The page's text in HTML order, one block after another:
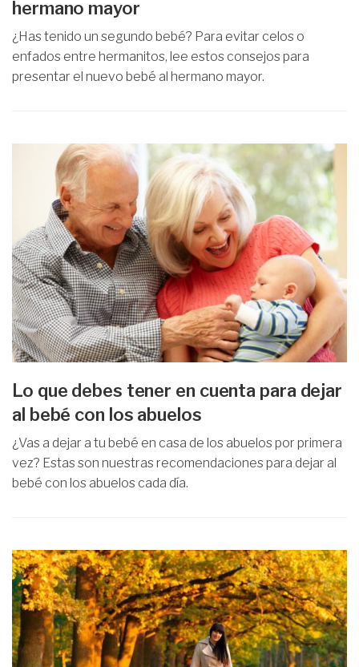
hermano mayor
¿Has tenido un segundo bebé? Para evitar celos o
enfados entre hermanitos, lee estos consejos para
presentar el nuevo bebé al hermano mayor.
Lo que debes tener en cuenta para dejar
al bebé con los abuelos
¿Vas a dejar a tu bebé en casa de los abuelos por primera
vez? Estas son nuestras recomendaciones para dejar al
bebé con los abuelos cada día.